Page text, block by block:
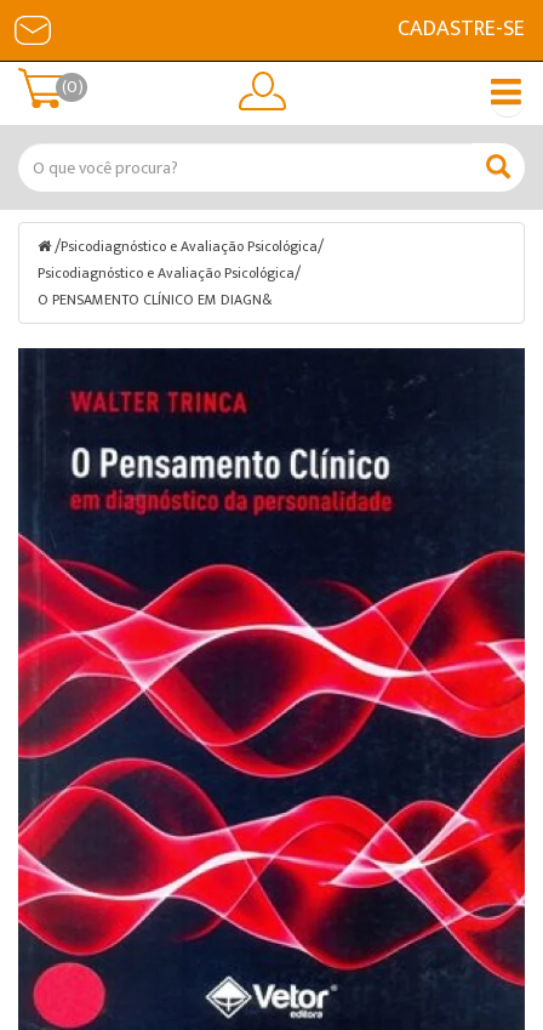
CADASTRE-SE
(0)
/Psicodiagnóstico e Avaliação Psicológica/
Psicodiagnóstico e Avaliação Psicológica/
O PENSAMENTO CLÍNICO EM DIAGN&